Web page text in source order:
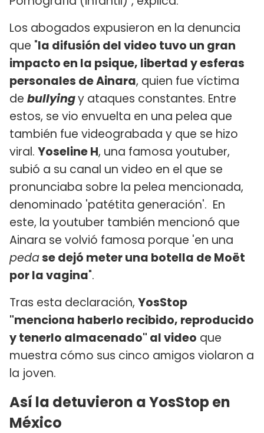
Los abogados expusieron en la denuncia
que "la difusión del video tuvo un gran
impacto en la psique, libertad y esferas
personales de Ainara, quien fue víctima
de bullyingy ataques constantes. Entre
estos, se vio envuelta en una pelea que
también fue videograbada y que se hizo
viral. Yoseline H, una famosa youtuber,
subió a su canal un video en el que se
pronunciaba sobre la pelea mencionada,
denominado 'patétita generación'. En
este, la youtuber también mencionó que
Ainara se volvió famosa porque 'en una
pedase dejó meter una botella de Moët
por la vagina".
Tras esta declaración, YosStop
"menciona haberlo recibido, reproducido
y tenerlo almacenado" al video que
muestra cómo sus cinco amigos violaron a
la joven.
Así la detuvieron a YosStop en
México